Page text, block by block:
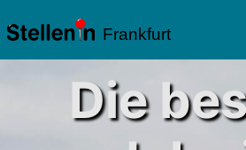
Frankfurt
Die